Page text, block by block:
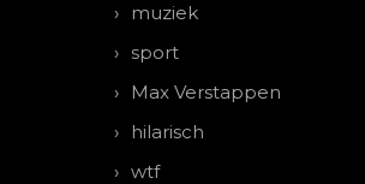
muziek
sport
Max Verstappen
hilarisch
wtf